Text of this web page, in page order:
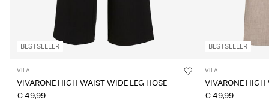
BESTSELLER
VILA
VIVARONE HIGH WAIST WIDE LEG HOSE
€ 49,99
BESTSELLER
VILA
VIVARONE HIGH
€ 49,99